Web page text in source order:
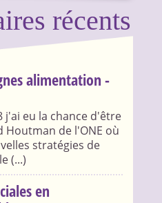
récents
alimentation -
j'ai eu la chance d'être
Houtman de l'ONE où
stratégies de
(...)
en